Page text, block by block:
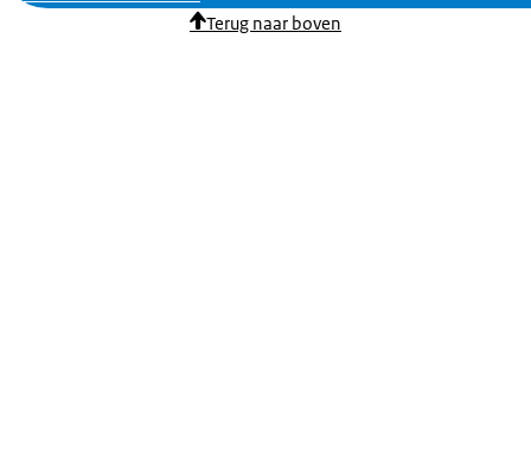
Terug naar boven